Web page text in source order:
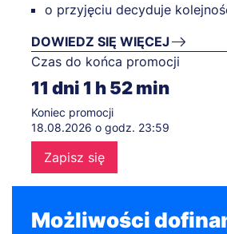
o przyjęciu decyduje
DOWIEDZ SIĘ WIĘCEJ
Czas do końca promocji
11 dni 1 h52min
Koniec promocji
18.08.2026 o godz. 23:59
Zapisz się
Możliwości